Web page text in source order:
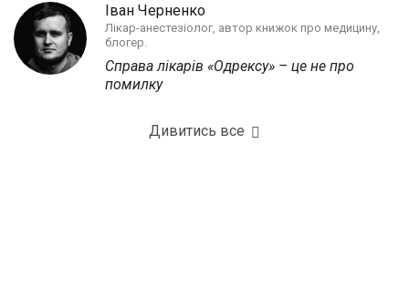
Іван Черненко
Лікар-анестезіолог, автор книжок про медицину,
блогер.
Справа лікарів «Одрексу» – це не про
помилку
Дивитись все